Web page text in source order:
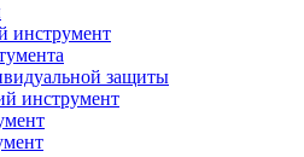
инструмент
защиты
инструмент